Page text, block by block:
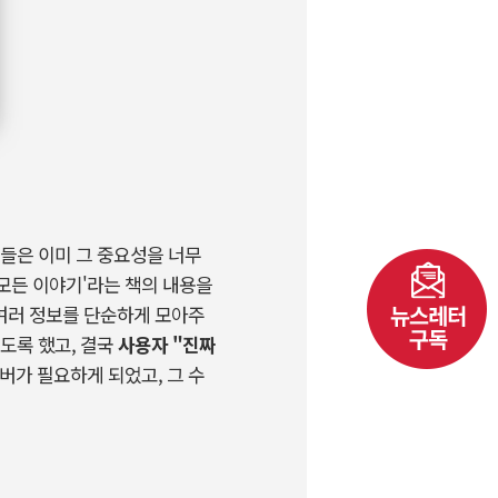
은 이미 그 중요성을 너무
든 이야기'라는 책의 내용을
정보를 단순하게 모아주
록 했고, 결국사용자"진짜
가 필요하게 되었고, 그 수